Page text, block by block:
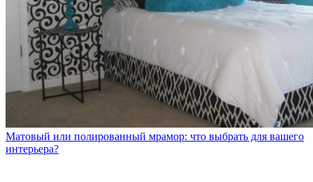
Матовый или полированный мрамор: что выбрать для вашего
интерьера?